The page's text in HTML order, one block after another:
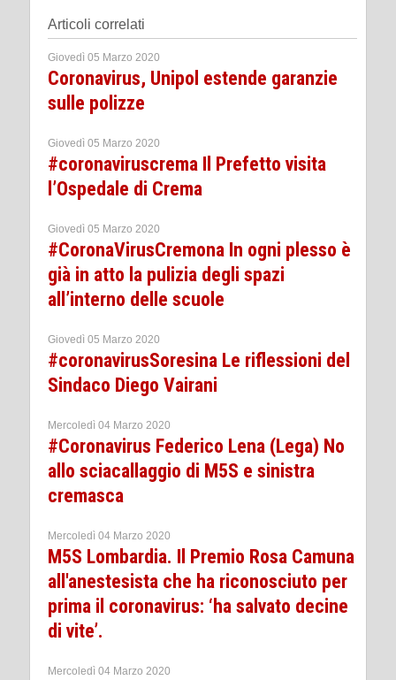
Articoli correlati
Giovedì 05 Marzo 2020
Coronavirus, Unipol estende garanzie
sulle polizze
Giovedì 05 Marzo 2020
#coronaviruscrema Il Prefetto visita
l’Ospedale di Crema
Giovedì 05 Marzo 2020
#CoronaVirusCremona In ogni plesso è
già in atto la pulizia degli spazi
all’interno delle scuole
Giovedì 05 Marzo 2020
#coronavirusSoresina Le riflessioni del
Sindaco Diego Vairani
Mercoledì 04 Marzo 2020
#Coronavirus Federico Lena (Lega) No
allo sciacallaggio di M5S e sinistra
cremasca
Mercoledì 04 Marzo 2020
M5S Lombardia. Il Premio Rosa Camuna
all'anestesista che ha riconosciuto per
prima il coronavirus: ‘ha salvato decine
di vite’.
Mercoledì 04 Marzo 2020